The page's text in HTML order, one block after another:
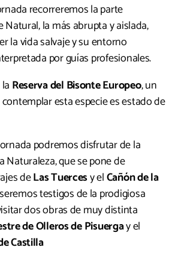
recorreremos la parte
la más abrupta y aislada,
la vida salvaje y su entorno
por guías profesionales.
Reserva del Bisonte Europeo, un
esta especie es estado de
podremos disfrutar de la
Naturaleza, que se pone de
deLas Tuercesy elCañón de la
testigos de la prodigiosa
dos obras de muy distinta
de Olleros de Pisuergay el
Castilla